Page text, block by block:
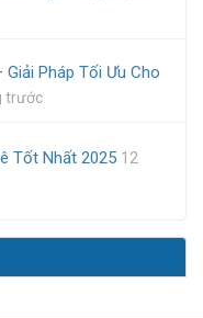
Pháp Tối Ưu Cho
trước
Tốt Nhất 2025 12